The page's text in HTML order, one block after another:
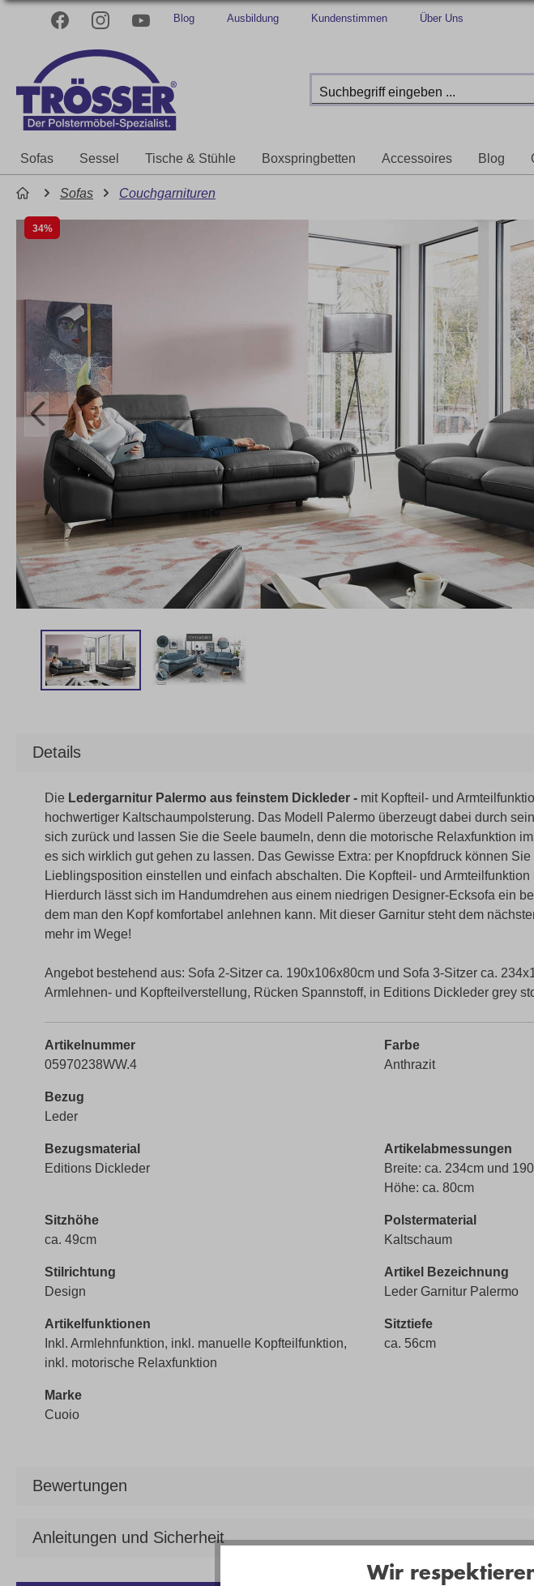
Blog Ausbildung Kundenstimmen Über Uns
Sofas Sessel Tische & Stühle Boxspringbetten Accessoires Blog
Sofas Couchgarnituren
34%
Details
Die Ledergarnitur Palermo aus feinstem Dickleder - mit Kopfteil- und
hochwertiger Kaltschaumpolsterung. Das Modell Palermo überzeugt dabei durch
sich zurück und lassen Sie die Seele baumeln, denn die motorische Relaxfunktion
es sich wirklich gut gehen zu lassen. Das Gewisse Extra: per Knopfdruck können
Lieblingsposition einstellen und einfach abschalten. Die Kopfteil- und Armteilfunktion
Hierdurch lässt sich im Handumdrehen aus einem niedrigen Designer-Ecksofa ein
dem man den Kopf komfortabel anlehnen kann. Mit dieser Garnitur steht dem
mehr im Wege!
Angebot bestehend aus: Sofa 2-Sitzer ca. 190x106x80cm und Sofa 3-Sitzer ca.
Armlehnen- und Kopfteilverstellung, Rücken Spannstoff, in Editions Dickleder grey
Artikelnummer
05970238WW.4
Farbe
Anthrazit
Bezug
Leder
Bezugsmaterial
Editions Dickleder
Artikelabmessungen
Breite: ca. 234cm und
Höhe: ca. 80cm
Sitzhöhe
ca. 49cm
Polstermaterial
Kaltschaum
Stilrichtung
Design
Artikel Bezeichnung
Leder Garnitur Palermo
Artikelfunktionen
Inkl. Armlehnfunktion, inkl. manuelle Kopfteilfunktion,
inkl. motorische Relaxfunktion
Sitztiefe
ca. 56cm
Marke
Cuoio
Bewertungen
Anleitungen und Sicherheit
Wir